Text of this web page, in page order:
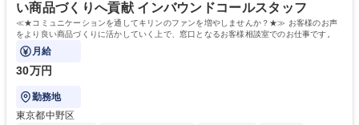
い商品づくりへ貢献 インバウンドコールスタッフ
≪★コミュニケーションを通してキリンのファンを増やしませんか？★≫ お客様のお声
をより良い商品づくりに活かしていく上で、窓口となるお客様相談室でのお仕事です。
月給
30万円
勤務地
東京都中野区